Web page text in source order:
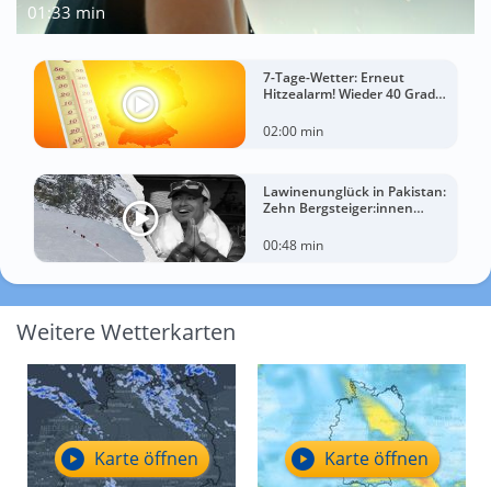
01:33 min
7-Tage-Wetter: Erneut
Hitzealarm! Wieder 40 Grad
02:00 min
Lawinenunglück in Pakistan:
Zehn Bergsteiger:innen
00:48 min
Weitere Wetterkarten
Karte öffnen Karte öffnen